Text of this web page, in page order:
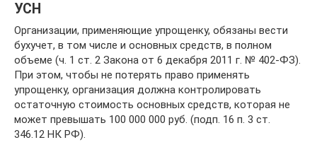
УСН
Организации, применяющие упрощенку, обязаны вести
бухучет, в том числе и основных средств, в полном
объеме (ч. 1 ст. 2 Закона от 6 декабря 2011 г. № 402-ФЗ).
При этом, чтобы не потерять право применять
упрощенку, организация должна контролировать
остаточную стоимость основных средств, которая не
может превышать 100 000 000 руб. (подп. 16 п. 3 ст.
346.12 НК РФ).